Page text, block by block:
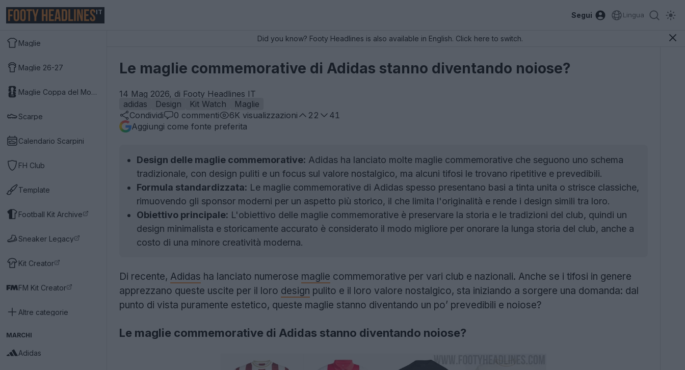
IT Segui Lingua
Maglie
Maglie 26-27
Maglie Coppa del Mondo 2026
Scarpe
Calendario Scarpini
FH Club
Template
Football Kit Archive
Sneaker Legacy
Kit Creator
FM Kit Creator
Altre categorie
MARCHI
Adidas
Did you know? Footy Headlines is also available in English. Click here to switch.
Le maglie commemorative di Adidas stanno diventando noiose?
14 Mag 2026, di Footy Headlines IT
adidas
Design Kit Watch
Maglie
Condividi
0 commenti 6K visualizzazioni 22
41
Aggiungi come fonte preferita
Design delle maglie commemorative: Adidas ha lanciato molte maglie commemorative che seguono uno schema
tradizionale, con design puliti e un focus sul valore nostalgico, ma alcuni tifosi le trovano ripetitive e prevedibili.
Formula standardizzata: Le maglie commemorative di Adidas spesso presentano basi a tinta unita o strisce classiche,
rimuovendo gli sponsor moderni per un aspetto più storico, il che limita l'originalità e rende i design simili tra loro.
Obiettivo principale: L'obiettivo delle maglie commemorative è preservare la storia e le tradizioni del club, quindi un
design minimalista e storicamente accurato è considerato il modo migliore per onorare la lunga storia del club, anche a
costo di una minore creatività moderna.
Di recente, Adidas ha lanciato numerose maglie commemorative per vari club e nazionali. Anche se i tifosi in genere
apprezzano queste uscite per il loro design pulito e il loro valore nostalgico, sta iniziando a sorgere una domanda: dal
punto di vista puramente estetico, queste maglie stanno diventando un po’ prevedibili e noiose?
Le maglie commemorative di Adidas stanno diventando noiose?